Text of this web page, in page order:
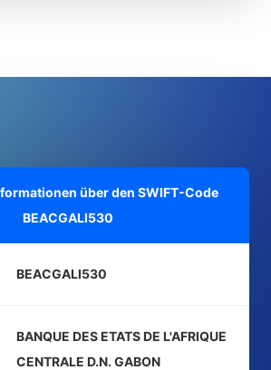
über den SWIFT-Code
BEACGALI530
BEACGALI530
BANQUE DES ETATS DE L'AFRIQUE
CENTRALE D.N. GABON